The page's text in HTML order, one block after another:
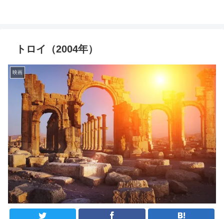
トロイ（2004年）
映画